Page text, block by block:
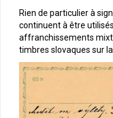
Rien de particulier à
continuent à être
affranchissements
timbres slovaques sur